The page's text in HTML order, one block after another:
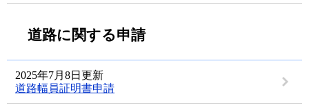
道路に関する申請
2025年7月8日更新
道路幅員証明書申請